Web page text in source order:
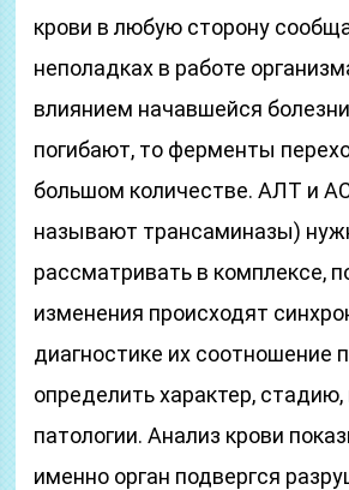
крови в любую сторону
неполадках в работе
влиянием начавшейся
погибают, то ферменты
большом количестве. АЛТ и
называют трансаминазы)
рассматривать в комплексе,
изменения происходят
диагностике их соотношение
определить характер,
патологии. Анализ крови
именно орган подвергся